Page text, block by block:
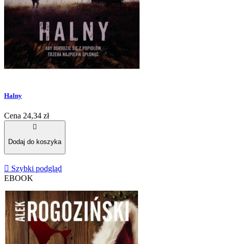
Halny
Cena 24,34 zł

Dodaj do koszyka
 Szybki podgląd
EBOOK